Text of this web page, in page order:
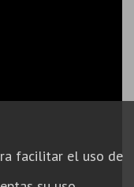
facilitar el uso de